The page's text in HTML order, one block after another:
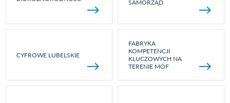
SAMORZĄD
CYFROWE LUBELSKIE
FABRYKA
KOMPETENCJI
KLUCZOWYCH NA
TERENIE MOF